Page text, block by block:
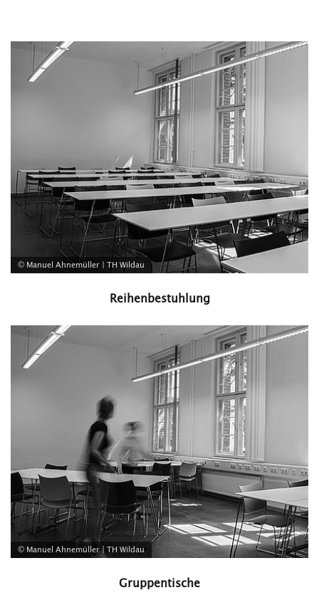
© Manuel Ahnemüller | TH Wildau
Reihenbestuhlung
© Manuel Ahnemüller | TH Wildau
Gruppentische